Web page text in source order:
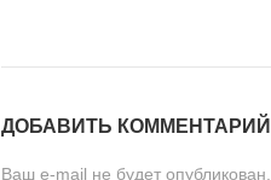
ДОБАВИТЬ КОММЕНТАРИЙ
Ваш e-mail не будет опубликован.